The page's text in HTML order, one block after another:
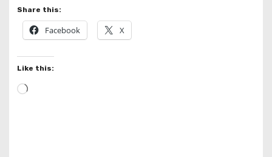
Share this:
Facebook X
Like this:
L